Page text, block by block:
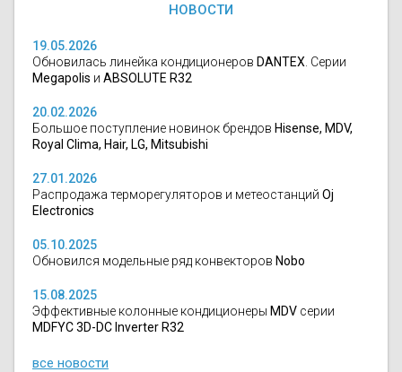
НОВОСТИ
19.05.2026
Обновилась линейка кондиционеров DANTEX . Серии
Megapolis и ABSOLUTE R32
20.02.2026
Большое поступление новинок брендов Hisense, MDV,
Royal Clima, Hair, LG, Mitsubishi
27.01.2026
Распродажа терморегуляторов и метеостанций Oj
Electronics
05.10.2025
Обновился модельные ряд конвекторов Nobo
15.08.2025
Эффективные колонные кондиционеры MDV серии
MDFYC 3D-DC Inverter R32
все новости